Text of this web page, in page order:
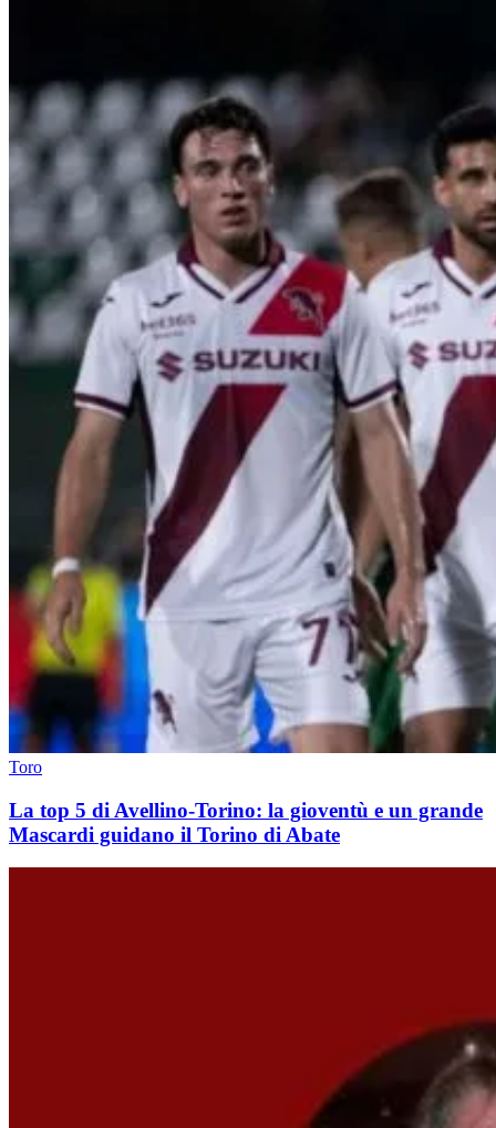
Toro
La top 5 di Avellino-Torino: la gioventù e un grande
Mascardi guidano il Torino di Abate